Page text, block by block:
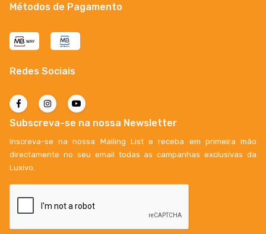
Métodos de Pagamento
Redes Sociais
Subscreva-se na nossa Newsletter
Inscreva-se na nossa Mailing List e receba em primeira mão
directamente no seu email todas as campanhas exclusivas da
Luxivo.